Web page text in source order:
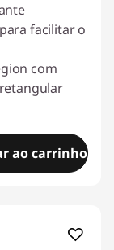
facilitar o
com
ao carrinho